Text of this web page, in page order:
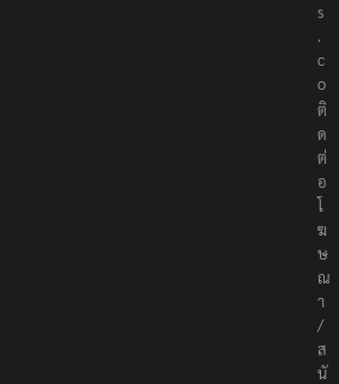
s
.
c
o
ติ
ด
ต่
อ
โ
ฆ
ษ
ณ
า
/
ส
นั